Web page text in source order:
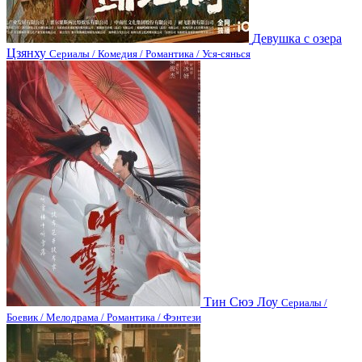
Девушка с озера
Цзянху Сериалы / Комедия / Романтика / Уся-сянься
Тин Сюэ Лоу Сериалы /
Боевик / Мелодрама / Романтика / Фэнтези